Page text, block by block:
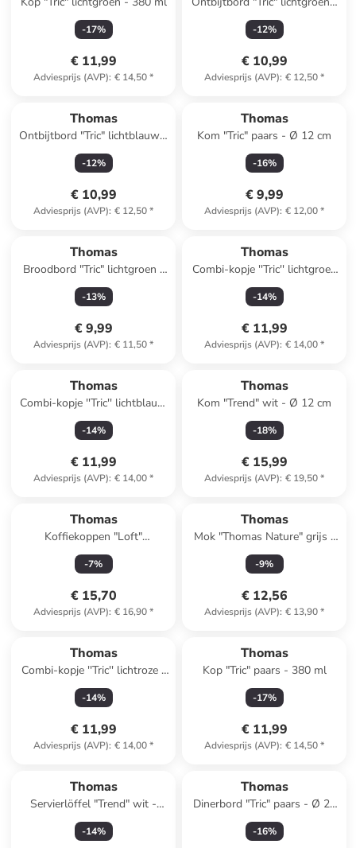
-17%
€ 11,99
Adviesprijs (AVP): € 14,50*
Ø 22 cm
-12%
€ 10,99
Adviesprijs (AVP): € 12,50*
Thomas
Ontbijtbord "Tric" lichtblauw -
Ø 22 cm
-12%
€ 10,99
Adviesprijs (AVP): € 12,50*
Thomas
Kom "Tric" paars - Ø 12 cm
-16%
€ 9,99
Adviesprijs (AVP): € 12,00*
Thomas
Broodbord "Tric" lichtgroen -
Ø 18 cm
-13%
€ 9,99
Adviesprijs (AVP): € 11,50*
Thomas
Combi-kopje ''Tric'' lichtgroen
- 280 ml
-14%
€ 11,99
Adviesprijs (AVP): € 14,00*
Thomas
Combi-kopje ''Tric'' lichtblauw
- 280 ml
-14%
€ 11,99
Adviesprijs (AVP): € 14,00*
Thomas
Kom "Trend" wit - Ø 12 cm
-18%
€ 15,99
Adviesprijs (AVP): € 19,50*
Thomas
Koffiekoppen "Loft"
lichtblauw - (H)12,4 x Ø 7,5
cm
-7%
€ 15,70
Adviesprijs (AVP): € 16,90*
Thomas
Mok "Thomas Nature" grijs -
(H)12 x Ø 8,2 cm
-9%
€ 12,56
Adviesprijs (AVP): € 13,90*
Thomas
Combi-kopje ''Tric'' lichtroze -
280 ml
-14%
€ 11,99
Adviesprijs (AVP): € 14,00*
Thomas
Kop "Tric" paars - 380 ml
-17%
€ 11,99
Adviesprijs (AVP): € 14,50*
Thomas
Servierlöffel "Trend" wit -
(L)13 cm
-14%
Thomas
Dinerbord "Tric" paars - Ø 27
cm
-16%